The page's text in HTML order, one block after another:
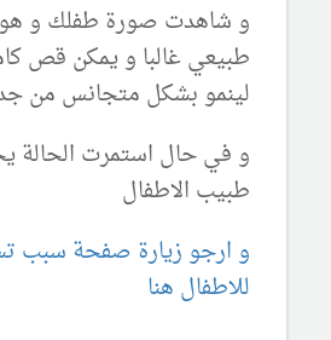
و شاهدت صورة طفلك و
طبيعي غالبا و يمكن قص
لينمو بشكل متجانس من
و في حال استمرت الحالة
طبيب الاطفال
و ارجو زيارة صفحة سبب
للاطفال هنا